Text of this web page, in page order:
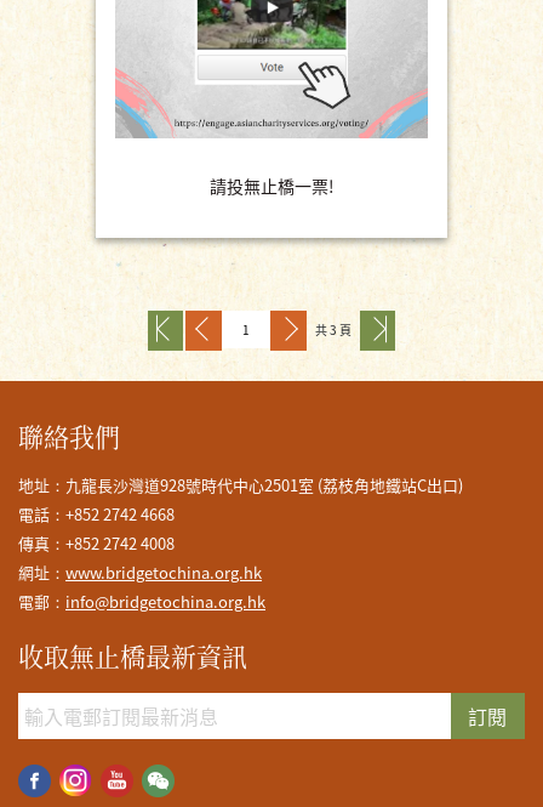
請投無止橋一票!
共 3 頁
聯絡我們
地址：九龍長沙灣道928號時代中心2501室 (荔枝角地鐵站C出口)
電話：+852 2742 4668
傳真：+852 2742 4008
網址： www.bridgetochina.org.hk
電郵： info@bridgetochina.org.hk
收取無止橋最新資訊
訂閱